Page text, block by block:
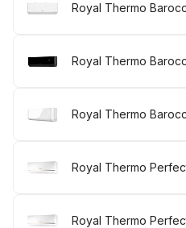
Royal Thermo
Royal Thermo
Royal Thermo
Royal Thermo
Royal Thermo